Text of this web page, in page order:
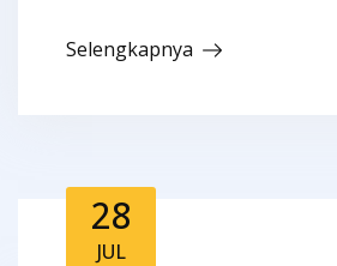
Selengkapnya
28
JUL